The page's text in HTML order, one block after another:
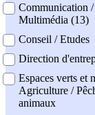
Communication /
Multimédia (13)
Conseil / Etudes
Direction
Espaces verts et
Agriculture /
animaux